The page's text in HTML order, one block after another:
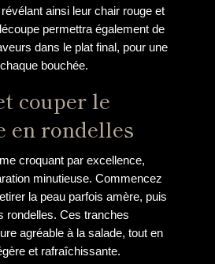
ainsi leur chair rouge et
permettra également de
dans le plat final, pour une
bouchée.
couper le
en rondelles
croquant par excellence,
minutieuse. Commencez
la peau parfois amère, puis
rondelles. Ces tranches
agréable à la salade, tout en
et rafraîchissante.